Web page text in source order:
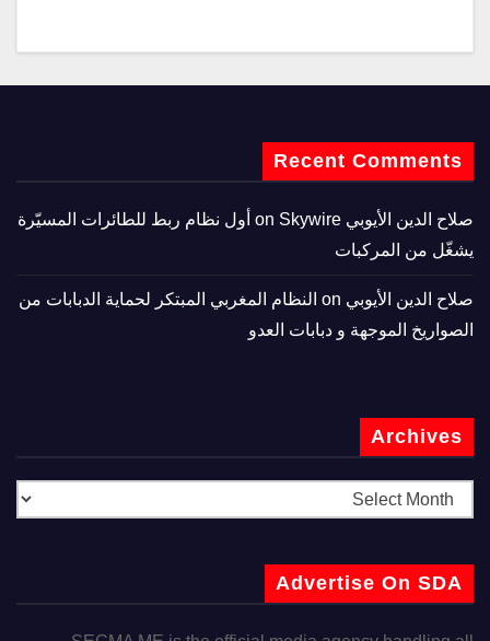
Recent Comments
صلاح الدين الأيوبي
Skywire أول نظام ربط للطائرات المسيّرة
يشغّل من المركبات
صلاح الدين الأيوبي
النظام المغربي المبتكر لحماية الدبابات من
الصواريخ الموجهة و دبابات العدو
Archives
Advertise On SDA